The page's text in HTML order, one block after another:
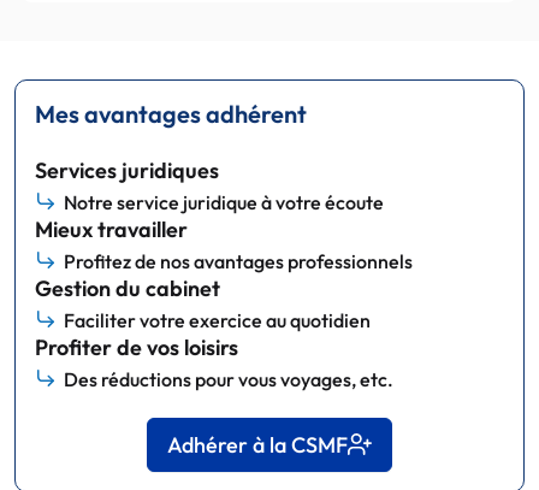
Mes avantages adhérent
Services juridiques
Notre service juridique à votre écoute
Mieux travailler
Profitez de nos avantages professionnels
Gestion du cabinet
Faciliter votre exercice au quotidien
Profiter de vos loisirs
Des réductions pour vous voyages, etc.
Adhérer à la CSMF